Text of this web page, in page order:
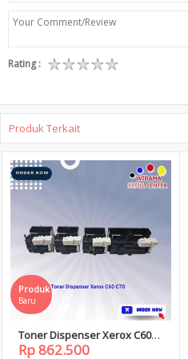
Rating :
Produk Terkait
Toner Dispenser Xerox C60
C70
Produk
Baru
Rp 862.500